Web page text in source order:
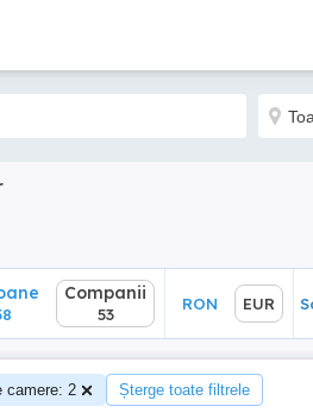
Companii
53
RON EUR
camere: 2 Șterge toate filtrele